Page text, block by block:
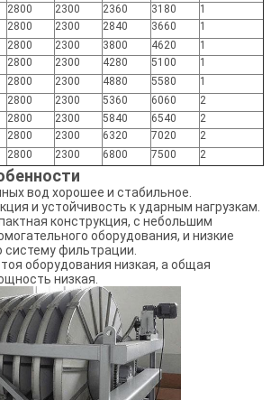
2800 2300 2360 3180
1
2800 2300 2840 3660
1
2800 2300 3800 4620
1
2800 2300 4280 5100
1
2800 2300 4880 5580
1
2800 2300 5360 6060
2
2800 2300 5840 6540
2
2800 2300 6320 7020
2
2800 2300 6800 7500 2
вод хорошее и стабильное.
и устойчивость к ударным нагрузкам.
конструкция, с небольшим
оборудования, и низкие
систему фильтрации.
оборудования низкая, а общая
низкая.